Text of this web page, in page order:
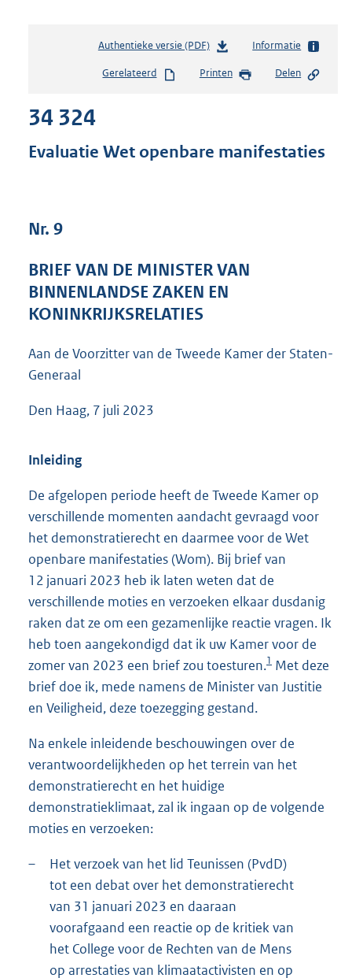
Authentieke versie (PDF)b
s
s
e
b
Informatie
Gerelateerd Printen Delen
34 324
Evaluatie Wet openbare manifestaties
Nr. 9
BRIEF VAN DE MINISTER VAN
BINNENLANDSE ZAKEN EN
KONINKRIJKSRELATIES
Aan de Voorzitter van de Tweede Kamer der Staten-
Generaal
Den Haag, 7 juli 2023
Inleiding
De afgelopen periode heeft de Tweede Kamer op
verschillende momenten aandacht gevraagd voor
het demonstratierecht en daarmee voor de Wet
openbare manifestaties (Wom). Bij brief van
12 januari 2023 heb ik laten weten dat de
verschillende moties en verzoeken elkaar dusdanig
raken dat ze om een gezamenlijke reactie vragen. Ik
heb toen aangekondigd dat ik uw Kamer voor de
zomer van 2023 een brief zou toesturen.1 Met deze
brief doe ik, mede namens de Minister van Justitie
en Veiligheid, deze toezegging gestand.
Na enkele inleidende beschouwingen over de
verantwoordelijkheden op het terrein van het
demonstratierecht en het huidige
demonstratieklimaat, zal ik ingaan op de volgende
moties en verzoeken:
–
Het verzoek van het lid Teunissen (PvdD)
tot een debat over het demonstratierecht
van 31 januari 2023 en daaraan
voorafgaand een reactie op de kritiek van
het College voor de Rechten van de Mens
op arrestaties van klimaatactivisten en op